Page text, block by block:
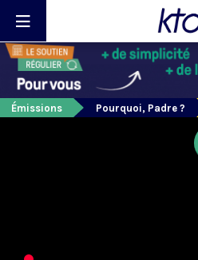
Émissions Pourquoi, Padre ?